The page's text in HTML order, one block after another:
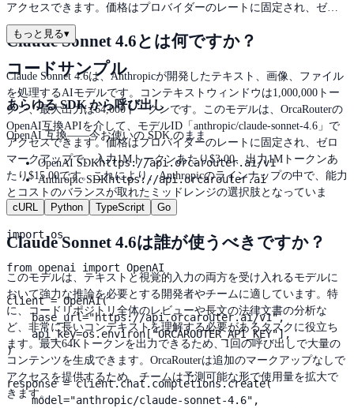
アクセスできます。価格はプロバイダーのレートに固定され、ゼ…
Claude Sonnet 4.6とは何ですか？
Claude Sonnet 4.6は、Anthropicが開発したテキスト、画像、ファイル
を処理するAIモデルです。コンテキストウィンドウは1,000,000トー
クン、最大出力は64,000トークンです。このモデルは、OrcaRouterの
OpenAI互換APIを介して、モデルID「anthropic/claude-sonnet-4.6」で
アクセスできます。価格はプロバイダーのレートに固定され、ゼロ
マークアップで、入力1Mトークンあたり$3.00、出力1Mトークンあ
たり$15.00です。これにより、Anthropicのラインナップの中で、能力
とコストのバランスが取れたミッドレンジの選択肢となっていま
す。
Claude Sonnet 4.6は誰が使うべきですか？
このモデルは、テキストと視覚的入力の両方を受け入れるモデルに
おいて強力な推論を必要とする開発者やチームに適しています。特
に、コードリポジトリ全体のレビューや長文の法律文書の分析な
ど、非常に長いコンテキストを理解する必要があるタスクに役立ち
ます。最大64Kトークンを出力できるため、1回の呼び出しで大量の
コンテンツを生成できます。OrcaRouterは追加のマークアップなしで
アクセスを提供するため、チームは予測可能な形で使用量を拡大で
きます。
もっと見る▾
コードサンプル
あらゆる SDK から呼び出し
OpenAI 互換——今お使いの SDK のまま
OpenAI SDKhttps://api.orcarouter.ai/v1
Anthropic SDKhttps://api.orcarouter.ai
cURL Python TypeScript Go
import os
from openai import OpenAI
client = OpenAI(
    base_url="https://api.orcarouter.ai/v1",
    api_key=os.environ["ORCAROUTER_API_KEY"],
)
response = client.chat.completions.create(
    model="anthropic/claude-sonnet-4.6",